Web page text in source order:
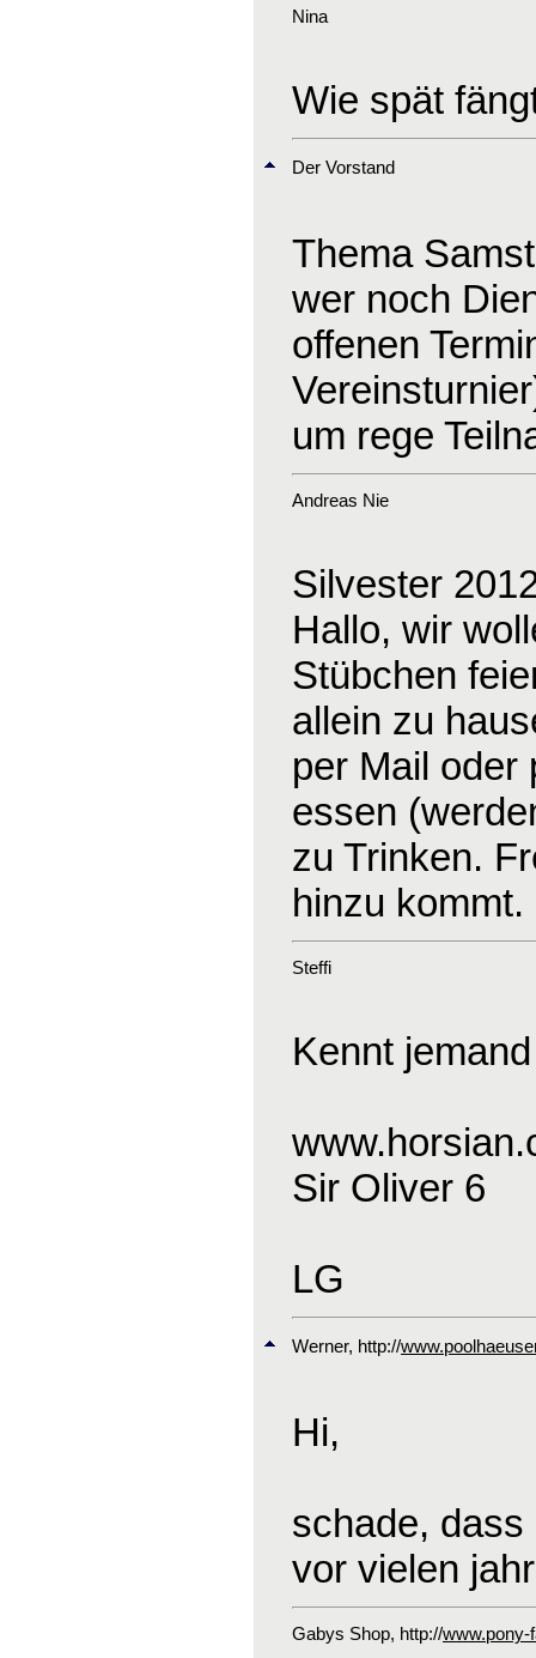
Nina
Wie spät
Der Vorstand
Thema
wer noch
offenen
um rege
Andreas Nie
Silvester
Hallo, wir
Stübchen
allein zu
per Mail oder
essen
zu Trinken.
hinzu kommt.
Steffi
Kennt
Sir Oliver 6
LG
Werner, http://
Hi,
schade,
vor vielen
Gabys Shop, http://www.pony-